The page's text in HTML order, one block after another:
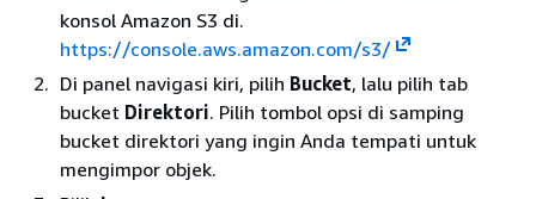
konsol Amazon S3 di.
https://console.aws.amazon.com/s3/
Di panel navigasi kiri, pilih Bucket, lalu pilih tab
bucket Direktori. Pilih tombol opsi di samping
bucket direktori yang ingin Anda tempati untuk
mengimpor objek.